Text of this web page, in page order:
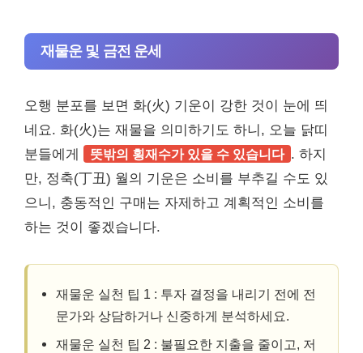
재물운 및 금전 운세
오행 분포를 보면 화(火) 기운이 강한 것이 눈에 띄
네요. 화(火)는 재물을 의미하기도 하니, 오늘 닭띠
분들에게
뜻밖의 횡재수가 있을 수 있습니다 . 하지
만, 정축(丁丑) 월의 기운은 소비를 부추길 수도 있
으니, 충동적인 구매는 자제하고 계획적인 소비를
하는 것이 좋겠습니다.
재물운 실천 팁 1 : 투자 결정을 내리기 전에 전
문가와 상담하거나 신중하게 분석하세요.
재물운 실천 팁 2 : 불필요한 지출을 줄이고, 저